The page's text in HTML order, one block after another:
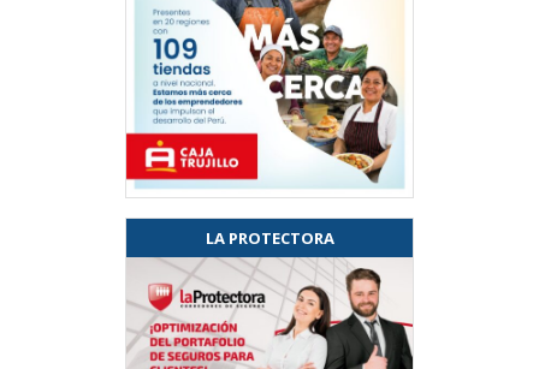
LA PROTECTORA